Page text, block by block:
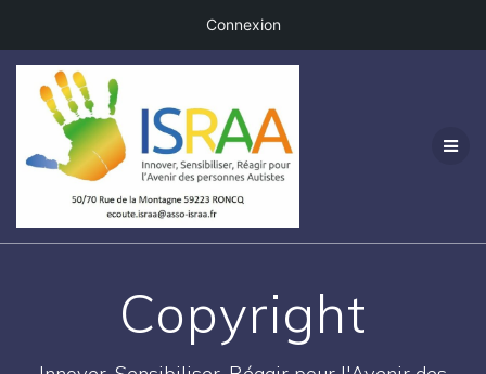
Connexion
Passer
contenu
Copyright